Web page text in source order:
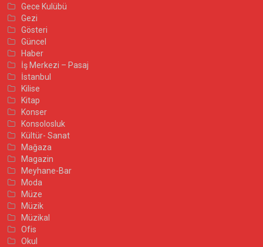
Gece Kulübü
Gezi
Gösteri
Güncel
Haber
İş Merkezi – Pasaj
İstanbul
Kilise
Kitap
Konser
Konsolosluk
Kültür- Sanat
Mağaza
Magazin
Meyhane-Bar
Moda
Müze
Müzik
Müzikal
Ofis
Okul